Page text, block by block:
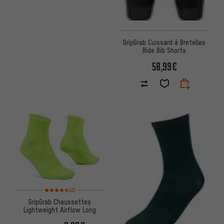
GripGrab Cuissard à Bretelles
Ride Bib Shorts
58,99€
Note moyenne : 4,5 sur 5 d'après 2 avis
(2)
GripGrab Chaussettes
Lightweight Airflow Long